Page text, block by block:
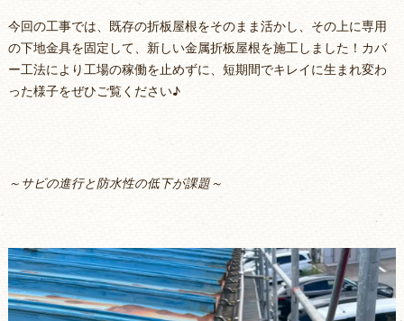
今回の工事では、既存の折板屋根をそのまま活かし、その上に専用
の下地金具を固定して、新しい金属折板屋根を施工しました！カバ
ー工法により工場の稼働を止めずに、短期間でキレイに生まれ変わ
った様子をぜひご覧ください♪
～サビの進行と防水性の低下が課題～